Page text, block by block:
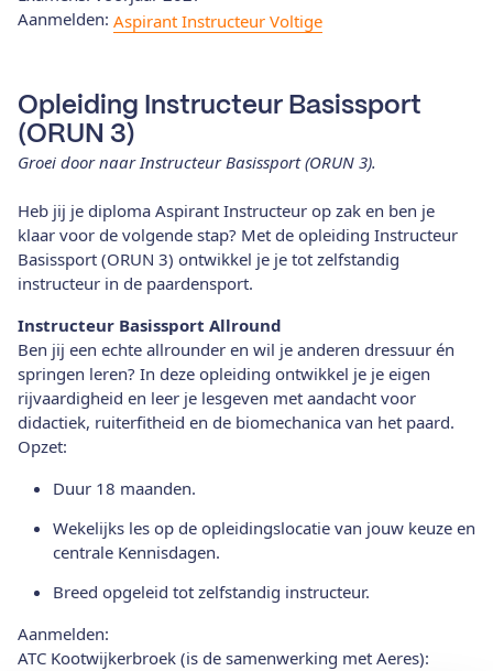
Aanmelden: Aspirant Instructeur Voltige
Opleiding Instructeur Basissport
(ORUN 3)
Groei door naar Instructeur Basissport (ORUN 3).
Heb jij je diploma Aspirant Instructeur op zak en ben je
klaar voor de volgende stap? Met de opleiding Instructeur
Basissport (ORUN 3) ontwikkel je je tot zelfstandig
instructeur in de paardensport.
Instructeur Basissport Allround
Ben jij een echte allrounder en wil je anderen dressuur én
springen leren? In deze opleiding ontwikkel je je eigen
rijvaardigheid en leer je lesgeven met aandacht voor
didactiek, ruiterfitheid en de biomechanica van het paard.
Opzet:
Duur 18 maanden.
Wekelijks les op de opleidingslocatie van jouw keuze en
centrale Kennisdagen.
Breed opgeleid tot zelfstandig instructeur.
Aanmelden:
ATC Kootwijkerbroek (is de samenwerking met Aeres):